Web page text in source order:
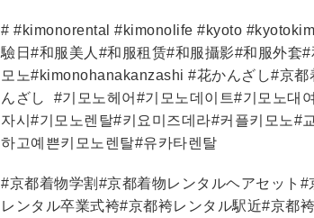
# #kimonorental #kimonolife #kyoto
驗日 #和服美人 #和服租 赁#和服攝影#和服外套#
모노#kimonohanakanzashi #花かんざし#京都
んざし
#기모노헤어 #기모노데이트#기모노대여
자시 #기모노렌탈#키요미즈데라#커플키모노#
하고예쁜키모노렌탈#유카타렌탈
#京都着物学割 #京都着物レンタルヘアセット #
レンタル卒業式袴#京都袴レンタル駅近#京都